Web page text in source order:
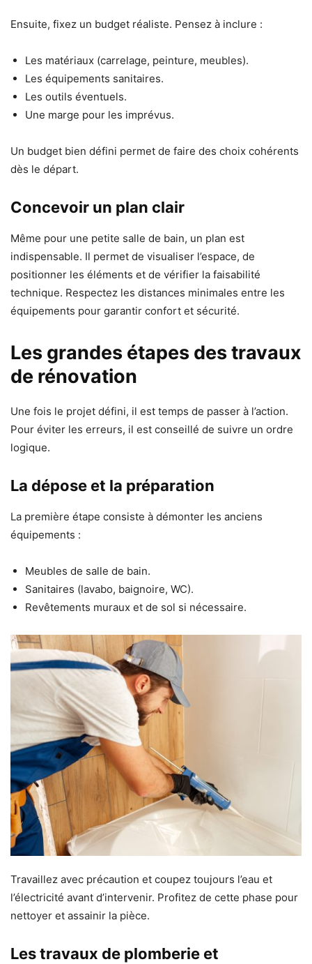
Ensuite, fixez un budget réaliste. Pensez à inclure :
Les matériaux (carrelage, peinture, meubles).
Les équipements sanitaires.
Les outils éventuels.
Une marge pour les imprévus.
Un budget bien défini permet de faire des choix cohérents
dès le départ.
Concevoir un plan clair
Même pour une petite salle de bain, un plan est
indispensable. Il permet de visualiser l’espace, de
positionner les éléments et de vérifier la faisabilité
technique. Respectez les distances minimales entre les
équipements pour garantir confort et sécurité.
Les grandes étapes des travaux
de rénovation
Une fois le projet défini, il est temps de passer à l’action.
Pour éviter les erreurs, il est conseillé de suivre un ordre
logique.
La dépose et la préparation
La première étape consiste à démonter les anciens
équipements :
Meubles de salle de bain.
Sanitaires (lavabo, baignoire, WC).
Revêtements muraux et de sol si nécessaire.
Travaillez avec précaution et coupez toujours l’eau et
l’électricité avant d’intervenir. Profitez de cette phase pour
nettoyer et assainir la pièce.
Les travaux de plomberie et